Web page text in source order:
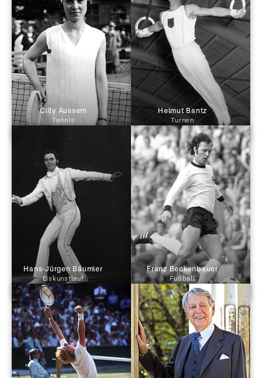
Cilly Aussem
Tennis
Helmut Bantz
Turnen
Hans-Jürgen Bäumler
Eiskunstlauf
Franz Beckenbauer
Fußball